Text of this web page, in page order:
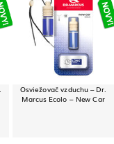
Osviežovač vzduchu – Dr.
Marcus Ecolo – New Car